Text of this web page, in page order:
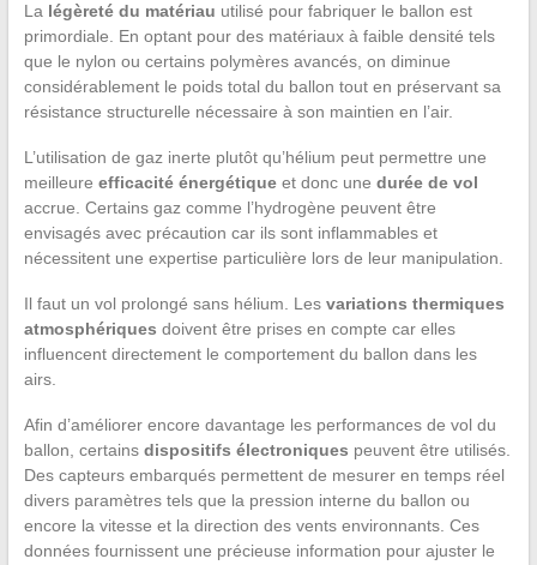
La légèreté du matériau utilisé pour fabriquer le ballon est
primordiale. En optant pour des matériaux à faible densité tels
que le nylon ou certains polymères avancés, on diminue
considérablement le poids total du ballon tout en préservant sa
résistance structurelle nécessaire à son maintien en l’air.
L’utilisation de gaz inerte plutôt qu’hélium peut permettre une
meilleure efficacité énergétiqueet donc une durée de vol
accrue. Certains gaz comme l’hydrogène peuvent être
envisagés avec précaution car ils sont inflammables et
nécessitent une expertise particulière lors de leur manipulation.
Il faut un vol prolongé sans hélium. Les variations thermiques
atmosphériques doivent être prises en compte car elles
influencent directement le comportement du ballon dans les
airs.
Afin d’améliorer encore davantage les performances de vol du
ballon, certains dispositifs électroniques peuvent être utilisés.
Des capteurs embarqués permettent de mesurer en temps réel
divers paramètres tels que la pression interne du ballon ou
encore la vitesse et la direction des vents environnants. Ces
données fournissent une précieuse information pour ajuster le